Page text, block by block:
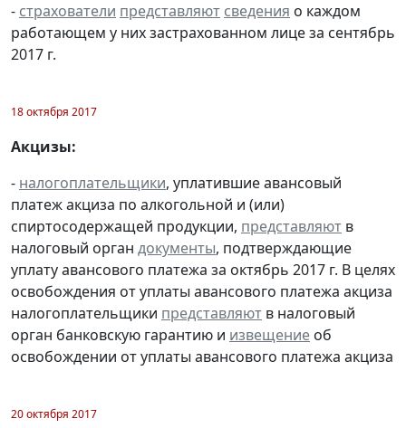
- страхователи представляют сведения о каждом
работающем у них застрахованном лице за сентябрь
2017 г.
18 октября 2017
Акцизы:
- налогоплательщики, уплатившие авансовый
платеж акциза по алкогольной и (или)
спиртосодержащей продукции, представляют в
налоговый орган документы, подтверждающие
уплату авансового платежа за октябрь 2017 г. В целях
освобождения от уплаты авансового платежа акциза
налогоплательщики представляют в налоговый
орган банковскую гарантию и извещение об
освобождении от уплаты авансового платежа акциза
20 октября 2017